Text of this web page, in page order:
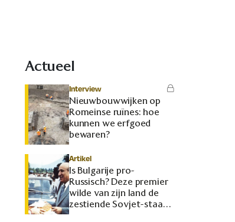
Actueel
Interview
Nieuwbouwwijken op
Romeinse ruïnes: hoe
kunnen we erfgoed
bewaren?
Artikel
Is Bulgarije pro-
Russisch? Deze premier
wilde van zijn land de
zestiende Sovjet-staat
maken